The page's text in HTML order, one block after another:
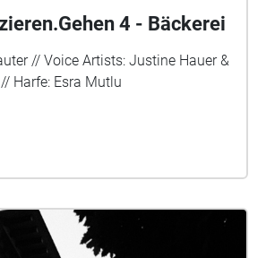
4 - Bäckerei
// Voice Artists: Justine Hauer &
Harfe: Esra Mutlu